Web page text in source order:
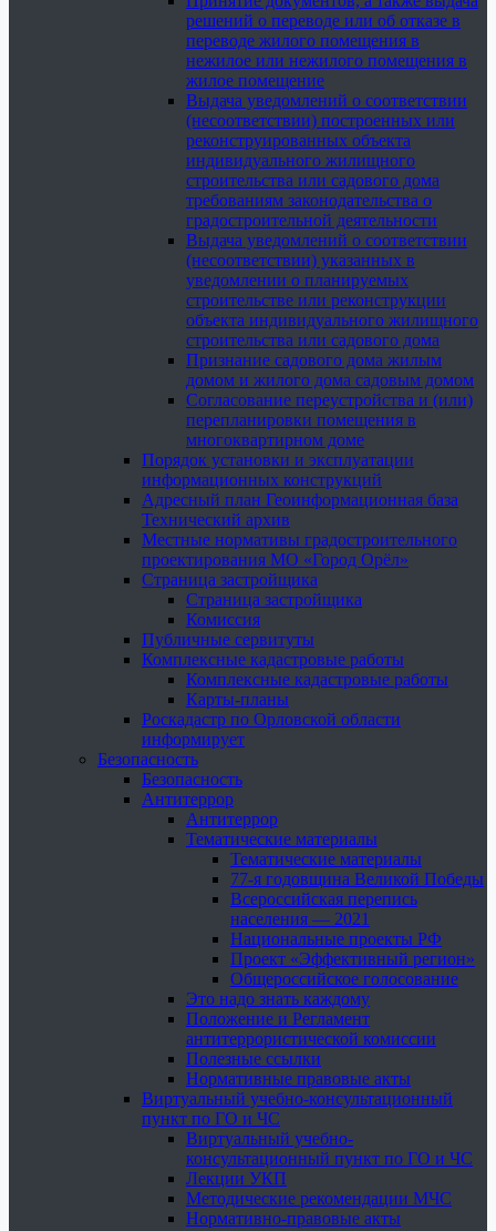
решений о переводе или об отказе в
переводе жилого помещения в
нежилое или нежилого помещения в
жилое помещение
Выдача уведомлений о соответствии
(несоответствии) построенных или
реконструированных объекта
индивидуального жилищного
строительства или садового дома
требованиям законодательства о
градостроительной деятельности
Выдача уведомлений о соответствии
(несоответствии) указанных в
уведомлении о планируемых
строительстве или реконструкции
объекта индивидуального жилищного
строительства или садового дома
Признание садового дома жилым
домом и жилого дома садовым домом
Согласование переустройства и (или)
перепланировки помещения в
многоквартирном доме
Порядок установки и эксплуатации
информационных конструкций
Адресный план Геоинформационная база
Технический архив
Местные нормативы градостроительного
проектирования МО «Город Орёл»
Страница застройщика
Страница застройщика
Комиссия
Публичные сервитуты
Комплексные кадастровые работы
Комплексные кадастровые работы
Карты-планы
Роскадастр по Орловской области
информирует
Безопасность
Безопасность
Антитеррор
Антитеррор
Тематические материалы
Тематические материалы
77-я годовщина Великой Победы
Всероссийская перепись
населения — 2021
Национальные проекты РФ
Проект «Эффективный регион»
Общероссийское голосование
Это надо знать каждому
Положение и Регламент
антитеррористической комиссии
Полезные ссылки
Нормативные правовые акты
Виртуальный учебно-консультационный
пункт по ГО и ЧС
Виртуальный учебно-
консультационный пункт по ГО и ЧС
Лекции УКП
Методические рекомендации МЧС
Нормативно-правовые акты